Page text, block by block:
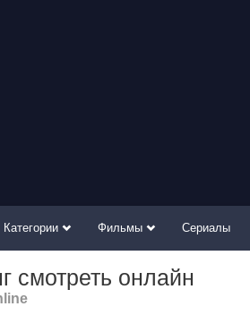
Категории Фильмы Сериалы
смотреть онлайн